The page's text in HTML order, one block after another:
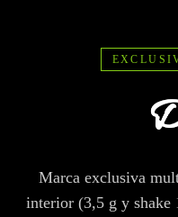
Marca exclusiva
interior (3,5 g y shake